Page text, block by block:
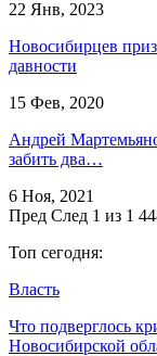
22 Янв, 2023
Новосибирцев
давности
15 Фев, 2020
Андрей
забить два…
6 Ноя, 2021
Пред След 1 из 1
Топ сегодня:
Власть
Что подверглось
Новосибирской